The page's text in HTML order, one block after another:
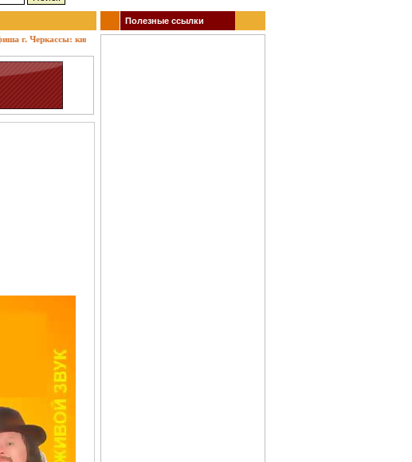
г. Черкассы: кино, театр, концерты, спектакли, гастроли, выставки, акции, музеи, спорт. Заказ
Полезные ссылки